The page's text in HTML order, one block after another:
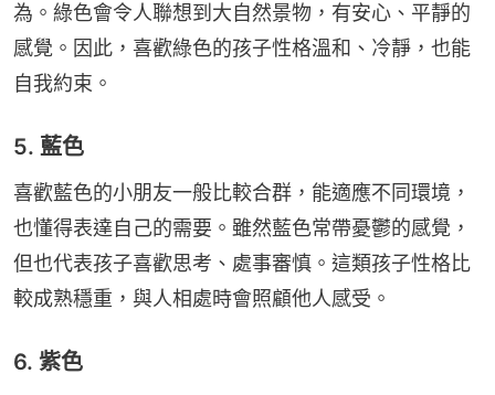
為。綠色會令人聯想到大自然景物，有安心、平靜的
感覺。因此，喜歡綠色的孩子性格溫和、冷靜，也能
自我約束。
5. 藍色
喜歡藍色的小朋友一般比較合群，能適應不同環境，
也懂得表達自己的需要。雖然藍色常帶憂鬱的感覺，
但也代表孩子喜歡思考、處事審慎。這類孩子性格比
較成熟穩重，與人相處時會照顧他人感受。
6. 紫色